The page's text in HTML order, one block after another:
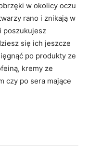
w okolicy oczu
rano i znikają w
poszukujesz
się ich jeszcze
po produkty ze
kremy ze
czy po sera mające